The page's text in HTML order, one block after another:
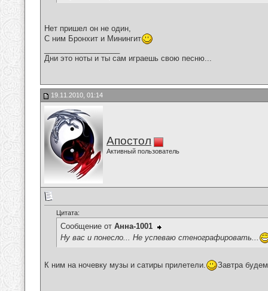
Нет пришел он не один,
С ним Бронхит и Минингит
Дни это ноты и ты сам играешь свою песню...
19.11.2010, 01:14
Апостол
Активный пользователь
Цитата:
Сообщение от Анна-1001
Ну вас и понесло... Не успеваю стенографировать...
К ним на ночевку музы и сатиры прилетели. Завтра